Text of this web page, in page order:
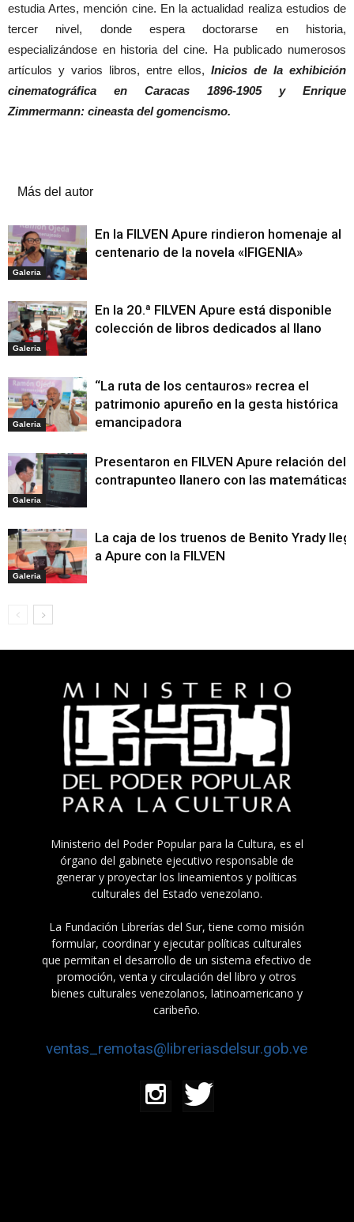
estudia Artes, mención cine. En la actualidad realiza estudios de
tercer nivel, donde espera doctorarse en historia,
especializándose en historia del cine. Ha publicado numerosos
artículos y varios libros, entre ellos,Inicios de la exhibición
cinematográfica en Caracas 1896-1905 y Enrique
Zimmermann: cineasta del gomencismo.
Más del autor
Galeria
En la FILVEN Apure rindieron homenaje al
centenario de la novela «IFIGENIA»
Galeria
En la 20.ª FILVEN Apure está disponible
colección de libros dedicados al llano
Galeria
“La ruta de los centauros» recrea el
patrimonio apureño en la gesta histórica
emancipadora
Galeria
Presentaron en FILVEN Apure relación del
contrapunteo llanero con las matemáticas
Galeria
La caja de los truenos de Benito Yrady
a Apure con la FILVEN
Ministerio del Poder Popular para la Cultura, es el
órgano del gabinete ejecutivo responsable de
generar y proyectar los lineamientos y políticas
culturales del Estado venezolano.
La Fundación Librerías del Sur, tiene como misión
formular, coordinar y ejecutar políticas culturales
que permitan el desarrollo de un sistema efectivo de
promoción, venta y circulación del libro y otros
bienes culturales venezolanos, latinoamericano y
caribeño.
ventas_remotas@libreriasdelsur.gob.ve